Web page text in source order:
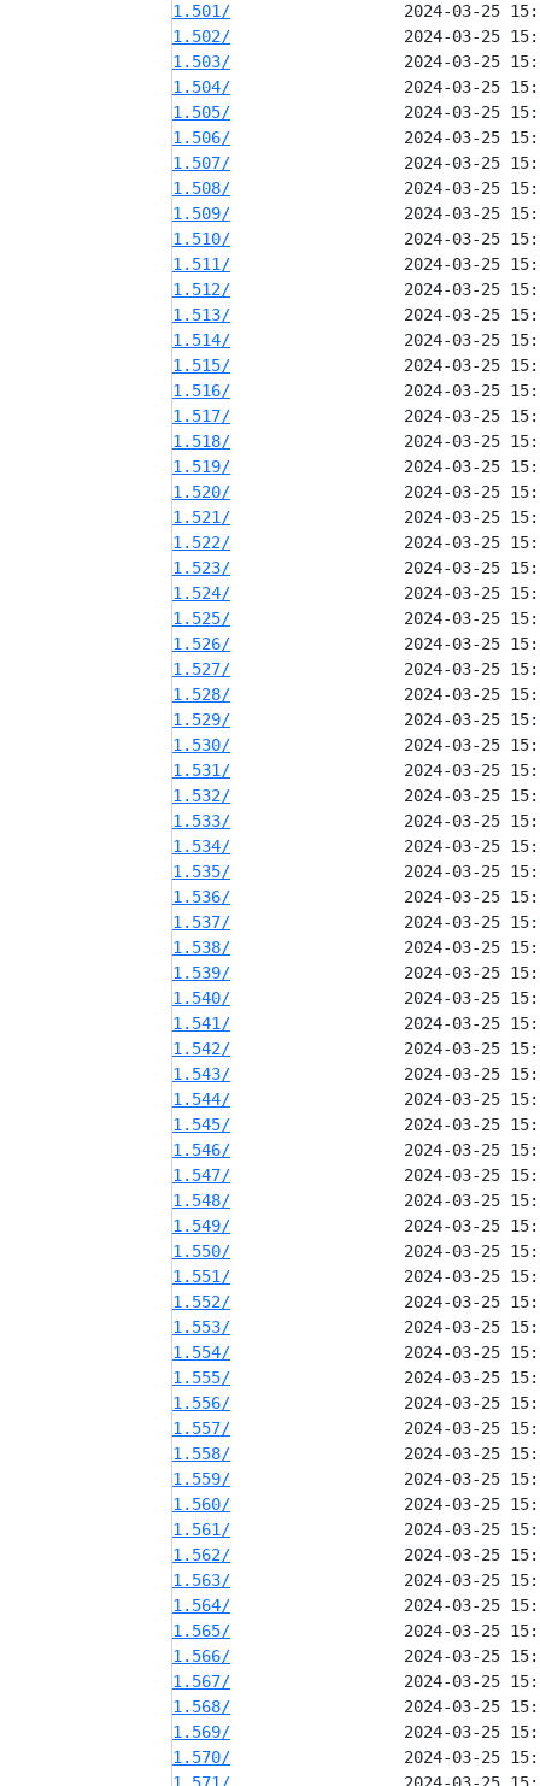
1.501/
1.502/
1.503/
1.504/
1.505/
1.506/
1.507/
1.508/
1.509/
1.510/
1.511/
1.512/
1.513/
1.514/
1.515/
1.516/
1.517/
1.518/
1.519/
1.520/
1.521/
1.522/
1.523/
1.524/
1.525/
1.526/
1.527/
1.528/
1.529/
1.530/
1.531/
1.532/
1.533/
1.534/
1.535/
1.536/
1.537/
1.538/
1.539/
1.540/
1.541/
1.542/
1.543/
1.544/
1.545/
1.546/
1.547/
1.548/
1.549/
1.550/
1.551/
1.552/
1.553/
1.554/
1.555/
1.556/
1.557/
1.558/
1.559/
1.560/
1.561/
1.562/
1.563/
1.564/
1.565/
1.566/
1.567/
1.568/
1.569/
1.570/